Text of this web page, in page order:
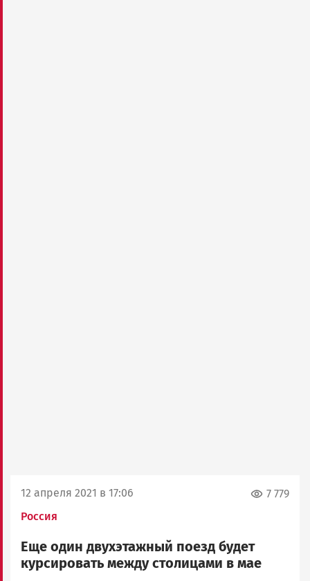
12 апреля 2021 в 17:06
Россия
7 779
Еще один двухэтажный поезд будет
курсировать между столицами в мае